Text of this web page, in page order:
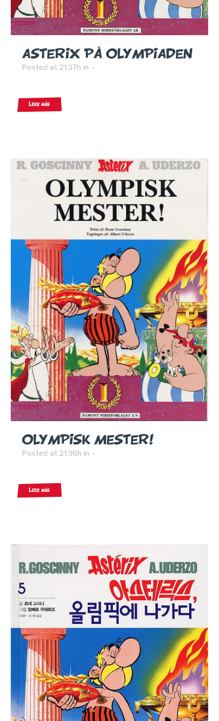
ASTERIX PÅ OLYMPIADEN
Posted at 21:37h in
Leer más
OLYMPISK MESTER!
Posted at 21:36h in
Leer más